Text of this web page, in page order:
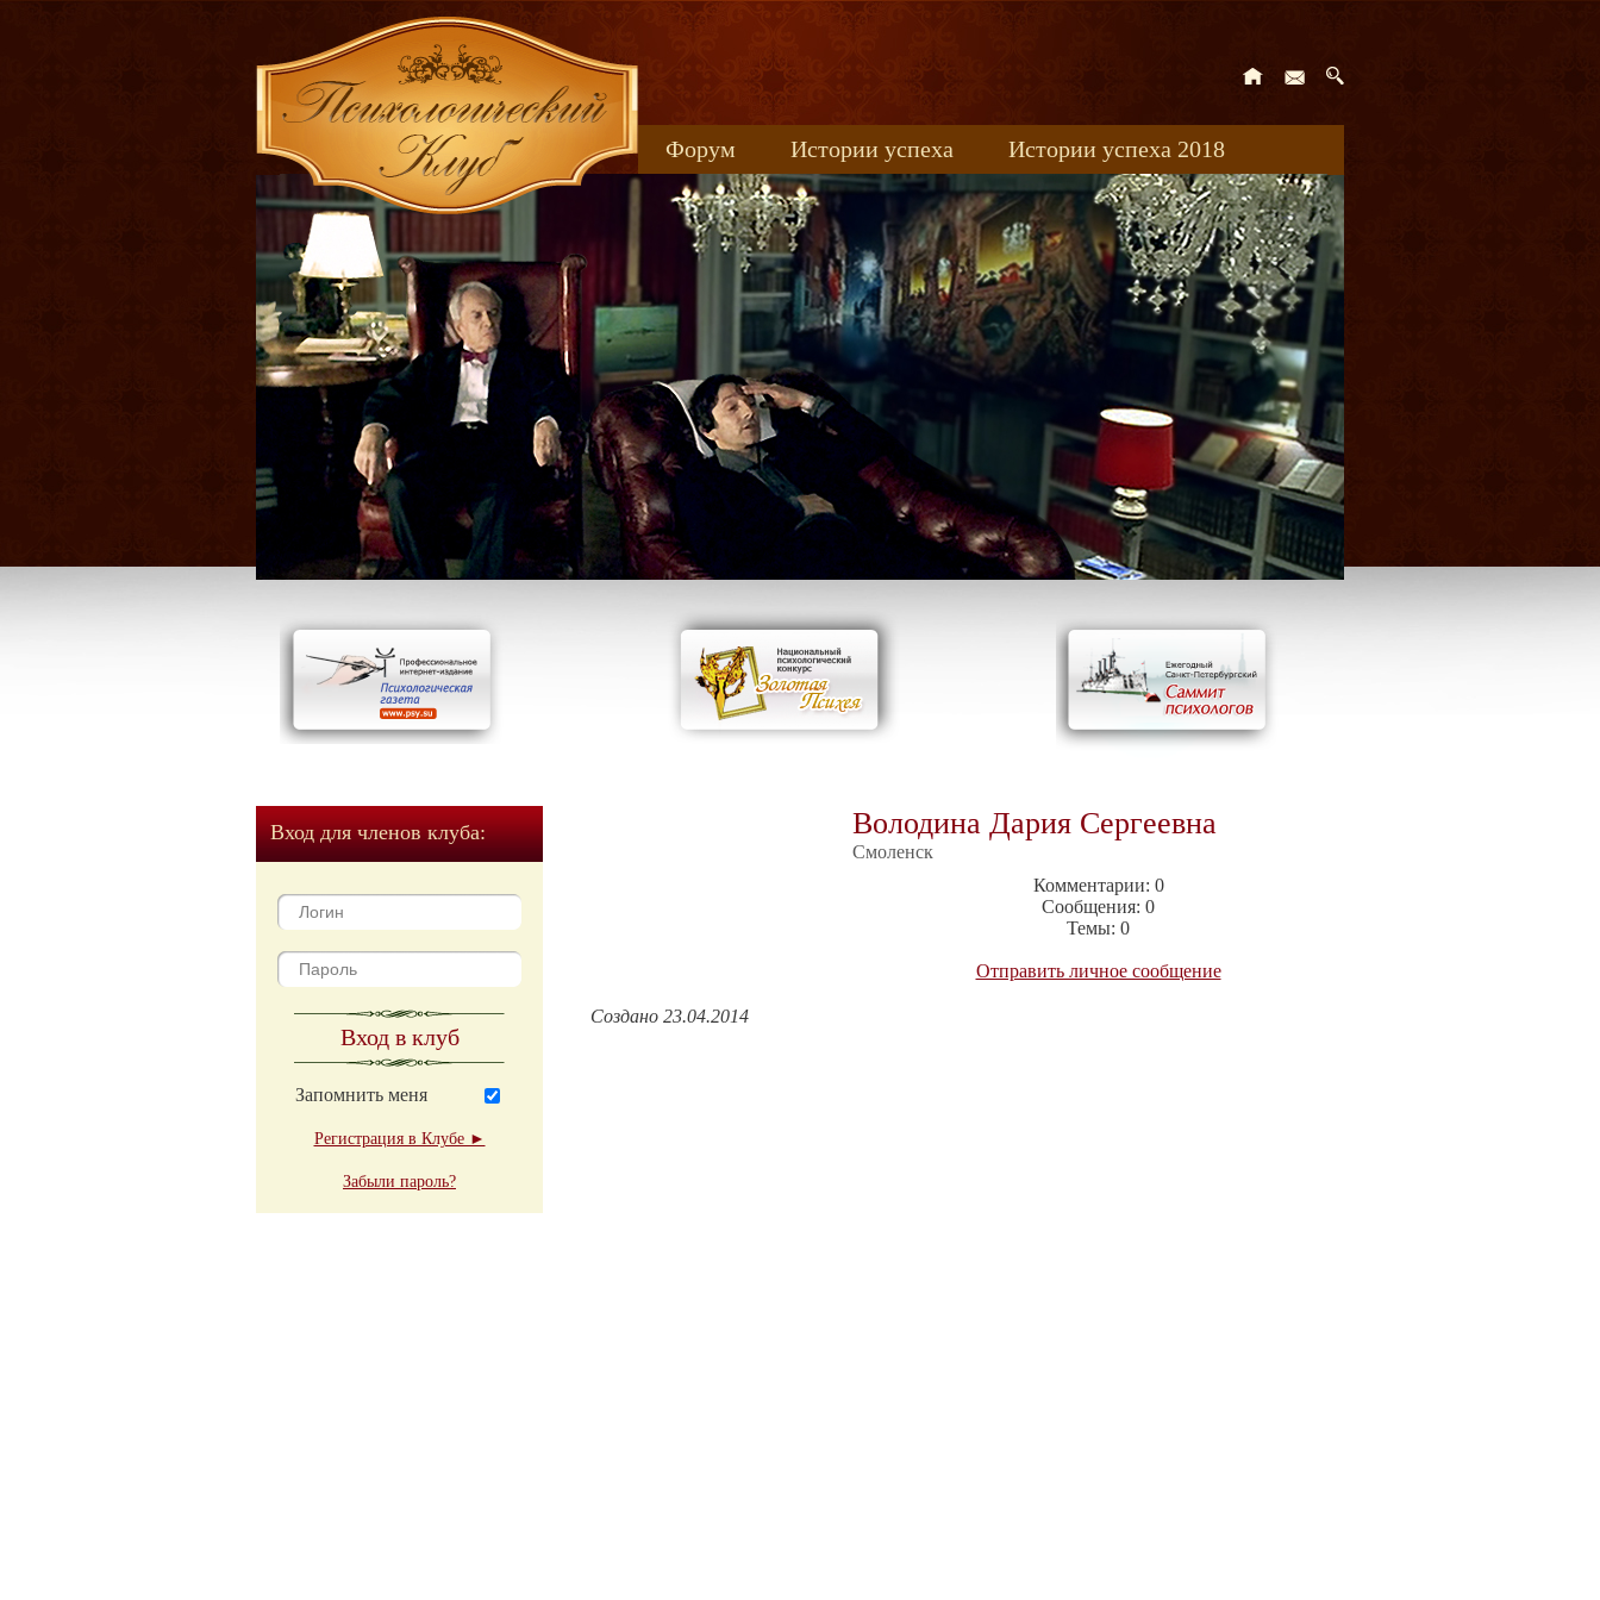
Форум Истории успеха
Истории успеха 2018
Книжные новинки
uspeh_2017
Вход для членов клуба:
Вход в клуб
Запомнить меня
Регистрация в Клубе ►
Забыли пароль?
Володина Дария Сергеевна
Смоленск
Комментарии: 0
Сообщения: 0
Темы: 0
Отправить личное сообщение
Создано 23.04.2014